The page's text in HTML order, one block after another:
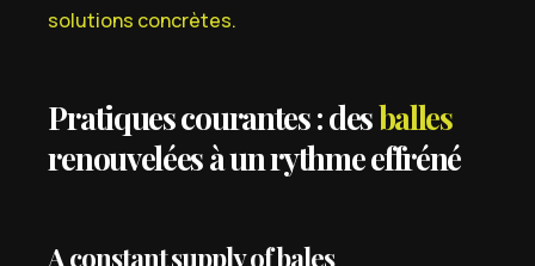
solutions concrètes.
Pratiques courantes : desballes
renouvelées à un rythme effréné
A constant supply of bales